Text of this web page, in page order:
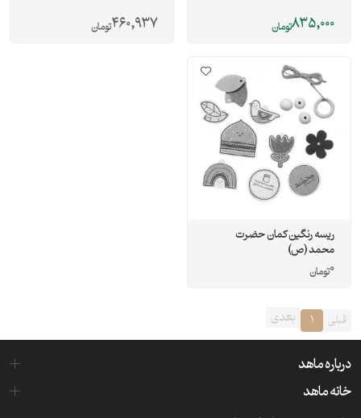
835,000تومان 460,937تومان
ریسه رنگین کمان حضرت
محمد (ص)
0تومان
قبلی 1 بعدی
درباره ماهد
خانه ماهد